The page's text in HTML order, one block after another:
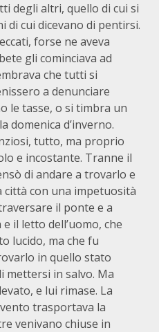
degli altri, quello di cui si
di cui dicevano di pentirsi.
forse ne aveva
gli cominciava ad
che tutti si
a denunciare
le tasse, o si timbra un
domenica d’inverno.
tutto, ma proprio
e incostante. Tranne il
di andare a trovarlo e
città con una impetuosità
il ponte e a
il letto dell’uomo, che
lucido, ma che fu
in quello stato
mettersi in salvo. Ma
e lui rimase. La
trasportava la
venivano chiuse in